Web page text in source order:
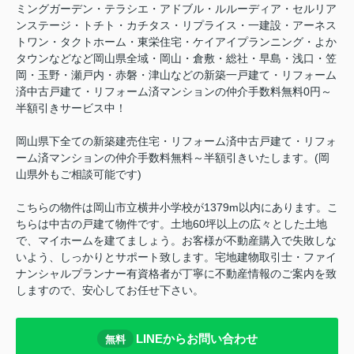
ミングガーデン・テラシエ・アドブル・ルルーディア・セルリア
ンステージ・トチト・カチタス・リプライス・一建設・アーネス
トワン・タクトホーム・東栄住宅・ケイアイプランニング・よか
タウンなどなど岡山県全域・岡山・倉敷・総社・早島・浅口・笠
岡・玉野・瀬戸内・赤磐・津山などの新築一戸建て・リフォーム
済中古戸建て・リフォーム済マンションの仲介手数料無料0円～
半額引きサービス中！
岡山県下全ての新築建売住宅・リフォーム済中古戸建て・リフォ
ーム済マンションの仲介手数料無料～半額引きいたします。(岡
山県外もご相談可能です)
こちらの物件は岡山市立横井小学校が1379m以内にあります。こ
ちらは中古の戸建て物件です。土地60坪以上の広々とした土地
で、マイホームを建てましょう。お客様が不動産購入で失敗しな
いよう、しっかりとサポート致します。宅地建物取引士・ファイ
ナンシャルプランナー有資格者が丁寧に不動産情報のご案内を致
しますので、安心してお任せ下さい。
無料 LINEからお問い合わせ